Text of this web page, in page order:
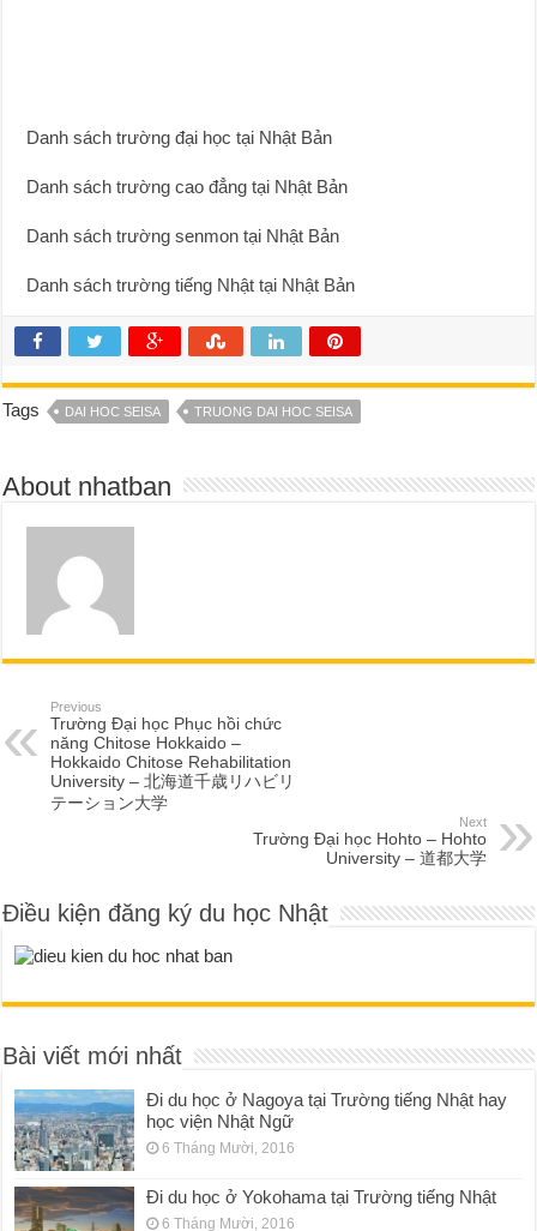
Danh sách trường đại học tại Nhật Bản
Danh sách trường cao đẳng tại Nhật Bản
Danh sách trường senmon tại Nhật Bản
Danh sách trường tiếng Nhật tại Nhật Bản
Tags DAI HOC SEISA TRUONG DAI HOC SEISA
About nhatban
Previous
Trường Đại học Phục hồi chức
năng Chitose Hokkaido –
Hokkaido Chitose Rehabilitation
University – 北海道千歳リハビリ
テーション大学
Next
Trường Đại học Hohto – Hohto
University – 道都大学
Điều kiện đăng ký du học Nhật
Bài viết mới nhất
Đi du học ở Nagoya tại Trường tiếng Nhật hay
học viện Nhật Ngữ
6 Tháng Mười, 2016
Đi du học ở Yokohama tại Trường tiếng Nhật
6 Tháng Mười, 2016